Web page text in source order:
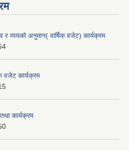
व्ययको अनुमान( वार्षिक वजेट) कार्यक्रम
वजेट कार्यक्रम
कार्यक्रम